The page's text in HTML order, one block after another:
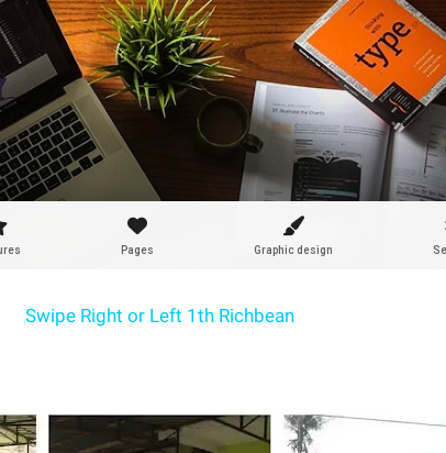
Swipe Right or Left 1th Richbean